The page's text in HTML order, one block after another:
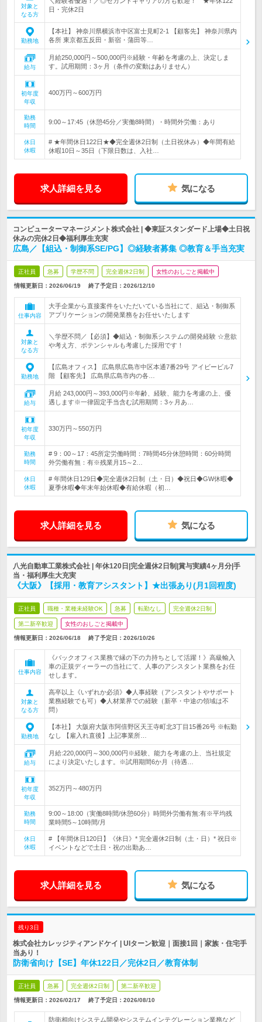
対象と
なる方
日・完休2日
勤務地
【本社】 神奈川県横浜市中区富士見町2-1 【顧客先】 神奈川県内
各所 東京都五反田・新宿・蒲田等…
給与
月給250,000円～500,000円※経験・年齢を考慮の上、決定しま
す。試用期間：3ヶ月（条件の変動はありません）
初年度
年収
400万円～600万円
勤務
時間
9:00～17:45（休憩45分／実働8時間）・時間外労働：あり
休日
休暇
# ★年間休日122日★◆完全週休2日制（土日祝休み）◆年間有給
休暇10日～35日（下限日数は、入社…
求人詳細を見る 気になる
コンピューターマネージメント株式会社 | ◆東証スタンダード上場◆土日祝
休みの完休2日◆福利厚生充実
広島／【組込・制御系SE/PG】◎経験者募集 ◎教育＆手当充実
正社員 急募 学歴不問 完全週休2日制 女性のおしごと掲載中
情報更新日：2026/06/19 終了予定日： 2026/12/10
仕事内容
大手企業から直接案件をいただいている当社にて、組込・制御系
アプリケーションの開発業務をお任せいたします
対象と
なる方
＼学歴不問／【必須】◆組込・制御系システムの開発経験 ☆意欲
や考え方、ポテンシャルも考慮した採用です！
勤務地
【広島オフィス】 広島県広島市中区本通7番29号 アイビービル7
階 【顧客先】 広島県広島市内の各…
給与
月給 243,000円～393,000円※年齢、経験、能力を考慮の上、優
遇します※一律固定手当含む試用期間：3ヶ月あ…
初年度
年収
330万円～550万円
勤務
時間
# 9：00～17：45所定労働時間：7時間45分休憩時間：60分時間
外労働有無：有※残業月15～2…
休日
休暇
# 年間休日129日◆完全週休2日制（土・日）◆祝日◆GW休暇◆
夏季休暇◆年末年始休暇◆有給休暇（初…
求人詳細を見る 気になる
八光自動車工業株式会社 | 年休120日|完全週休2日制|賞与実績4ヶ月分|手
当・福利厚生大充実
《大阪》【採用・教育アシスタント】★出張あり(月1回程度)
正社員 職種・業種未経験OK 急募 転勤なし 完全週休2日制
第二新卒歓迎 女性のおしごと掲載中
情報更新日：2026/06/18 終了予定日： 2026/10/26
仕事内容
《バックオフィス業務で縁の下の力持ちとして活躍！》高級輸入
車の正規ディーラーの当社にて、人事のアシスタント業務をお任
せします。
対象と
なる方
高卒以上《いずれか必須》◆人事経験（アシスタントやサポート
業務経験でも可）◆人材業界での経験（新卒・中途の領域は不
問）
勤務地
【本社】 大阪府大阪市阿倍野区天王寺町北3丁目15番26号 ※転勤
なし 【雇入れ直後】上記事業所…
給与
月給:220,000円～300,000円※経験、能力を考慮の上、当社規定
により決定いたします。※試用期間6か月（待遇…
初年度
年収
352万円～480万円
勤務
時間
9:00～18:00（実働8時間/休憩60分）時間外労働有無:有※平均残
業時間5～10時間/月
休日
休暇
# 【年間休日120日】《休日》* 完全週休2日制（土・日）* 祝日※
イベントなどで土日・祝の出勤あ…
求人詳細を見る 気になる
残り3日
株式会社カレッジティアンドケイ | UIターン歓迎｜面接1回｜家族・住宅手
当あり！
防衛省向け【SE】年休122日／完休2日／教育体制
正社員 急募 完全週休2日制 第二新卒歓迎
情報更新日：2026/02/17 終了予定日： 2026/08/10
防衛相向けシステム開発やシステムインテグレーション業務など